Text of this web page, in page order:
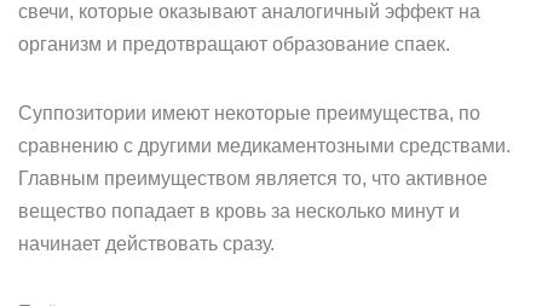
свечи, которые оказывают аналогичный эффект на
организм и предотвращают образование спаек.
Суппозитории имеют некоторые преимущества, по
сравнению с другими медикаментозными средствами.
Главным преимуществом является то, что активное
вещество попадает в кровь за несколько минут и
начинает действовать сразу.